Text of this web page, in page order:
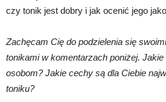
czy tonik jest dobry i jak ocenić jego
Zachęcam Cię do podzielenia się
tonikami w komentarzach poniżej. Jakie
osobom? Jakie cechy są dla Ciebie
toniku?